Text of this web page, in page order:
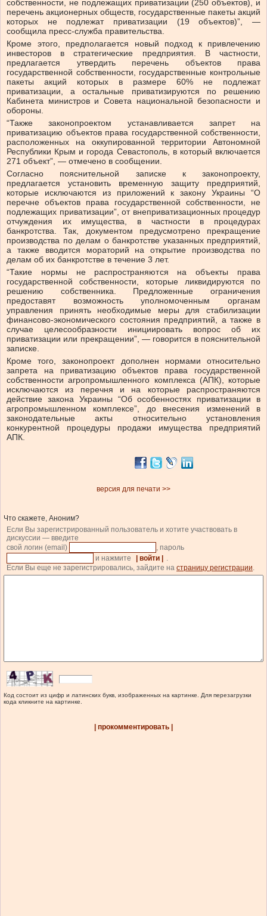
собственности, не подлежащих приватизации (250 объектов), и
перечень акционерных обществ, государственные пакеты акций
которых не подлежат приватизации (19 объектов)”, —
сообщила пресс-служба правительства.
Кроме этого, предполагается новый подход к привлечению
инвесторов в стратегические предприятия. В частности,
предлагается утвердить перечень объектов права
государственной собственности, государственные контрольные
пакеты акций которых в размере 60% не подлежат
приватизации, а остальные приватизируются по решению
Кабинета министров и Совета национальной безопасности и
обороны.
“Также законопроектом устанавливается запрет на
приватизацию объектов права государственной собственности,
расположенных на оккупированной территории Автономной
Республики Крым и города Севастополь, в который включается
271 объект”, — отмечено в сообщении.
Согласно пояснительной записке к законопроекту,
предлагается установить временную защиту предприятий,
которые исключаются из приложений к закону Украины “О
перечне объектов права государственной собственности, не
подлежащих приватизации”, от внеприватизационных процедур
отчуждения их имущества, в частности в процедурах
банкротства. Так, документом предусмотрено прекращение
производства по делам о банкротстве указанных предприятий,
а также вводится мораторий на открытие производства по
делам об их банкротстве в течение 3 лет.
“Такие нормы не распространяются на объекты права
государственной собственности, которые ликвидируются по
решению собственника. Предложенные ограничения
предоставят возможность уполномоченным органам
управления принять необходимые меры для стабилизации
финансово-экономического состояния предприятий, а также в
случае целесообразности инициировать вопрос об их
приватизации или прекращении”, — говорится в пояснительной
записке.
Кроме того, законопроект дополнен нормами относительно
запрета на приватизацию объектов права государственной
собственности агропромышленного комплекса (АПК), которые
исключаются из перечня и на которые распространяются
действие закона Украины “Об особенностях приватизации в
агропромышленном комплексе”, до внесения изменений в
законодательные акты относительно установления
конкурентной процедуры продажи имущества предприятий
АПК.
версия для печати >>
Что скажете, Аноним?
Если Вы зарегистрированный пользователь и хотите участвовать в
дискуссии — введите
свой логин (email)
, пароль
и нажмите
| войти |
.
Если Вы еще не зарегистрировались, зайдите на страницу регистрации.
Код состоит из цифр и латинских букв, изображенных на картинке. Для перезагрузки
кода кликните на картинке.
| прокомментировать |